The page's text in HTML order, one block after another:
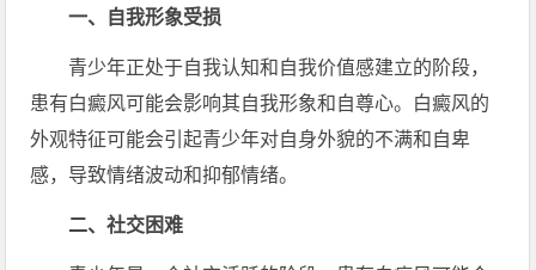
一、自我形象受损
青少年正处于自我认知和自我价值感建立的阶段，
患有白癜风可能会影响其自我形象和自尊心。白癜风的
外观特征可能会引起青少年对自身外貌的不满和自卑
感，导致情绪波动和抑郁情绪。
二、社交困难